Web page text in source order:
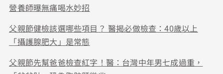
營養師曝無痛喝水妙招
父親節健檢該選哪些項目？ 醫揭必做檢查：40歲以上
「攝護腺肥大」是常態
父親節先幫爸爸檢查紅字！醫：台灣中年男七成過重，